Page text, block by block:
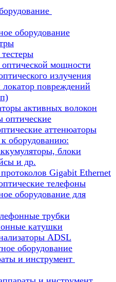
оборудование
мощности
излучения
повреждений
активных волокон
оптические
аттенюаторы
оборудованию:
блоки
и др.
Gigabit Ethernet
телефоны
оборудование для
трубки
катушки
ADSL
оборудование
и инструмент